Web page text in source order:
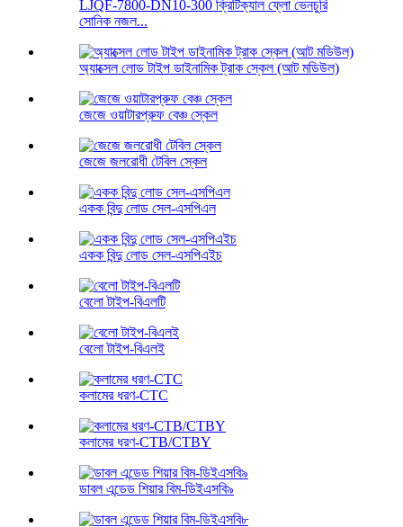
LJQF-7800-DN10-300 ক্রিটিক্যাল ফ্লো ভেনচুরি
সোনিক নজল...
অ্যাক্সেল লোড টাইপ ডাইনামিক ট্রাক স্কেল (আট মডিউল)
জেজে ওয়াটারপ্রুফ বেঞ্চ স্কেল
জেজে জলরোধী টেবিল স্কেল
একক বিন্দু লোড সেল-এসপিএল
একক বিন্দু লোড সেল-এসপিএইচ
বেলো টাইপ-বিএলটি
বেলো টাইপ-বিএলই
কলামের ধরণ-CTC
কলামের ধরণ-CTB/CTBY
ডাবল এন্ডেড শিয়ার বিম-ডিইএসবি৯